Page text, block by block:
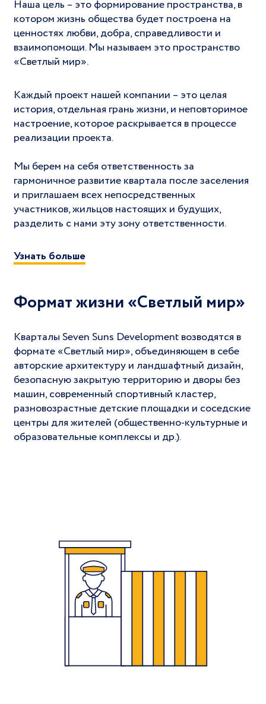
Наша цель – это формирование пространства, в
котором жизнь общества будет построена на
ценностях любви, добра, справедливости и
взаимопомощи. Мы называем это пространство
«Светлый мир».
Каждый проект нашей компании – это целая
история, отдельная грань жизни, и неповторимое
настроение, которое раскрывается в процессе
реализации проекта.
Мы берем на себя ответственность за
гармоничное развитие квартала после заселения
и приглашаем всех непосредственных
участников, жильцов настоящих и будущих,
разделить с нами эту зону ответственности.
Узнать больше
Формат жизни «Светлый мир»
Кварталы Seven Suns Development возводятся в
формате «Светлый мир», объединяющем в себе
авторские архитектуру и ландшафтный дизайн,
безопасную закрытую территорию и дворы без
машин, современный спортивный кластер,
разновозрастные детские площадки и соседские
центры для жителей (общественно-культурные и
образовательные комплексы и др.).